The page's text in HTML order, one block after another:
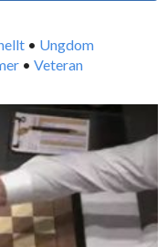
• Ungdom
• Veteran